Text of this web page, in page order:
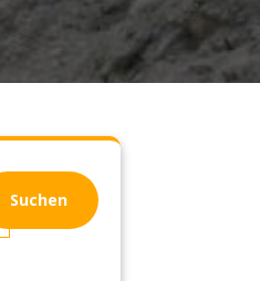
Suchen